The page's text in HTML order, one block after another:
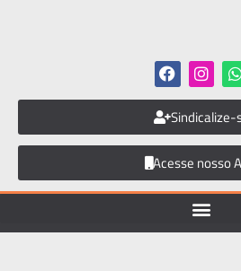
Sindicalize-
Acesse nosso